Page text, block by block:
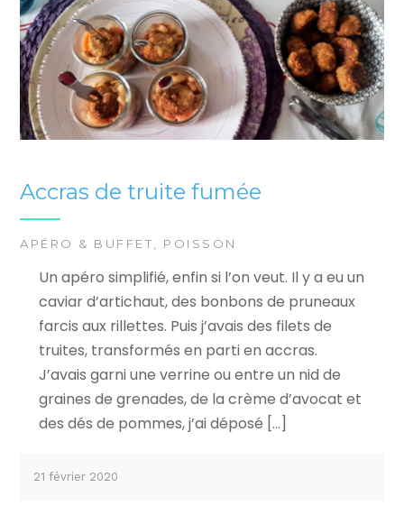
Accras de truite fumée
APÉRO & BUFFET POISSON
Un apéro simplifié, enfin si l’on veut. Il y a eu un
caviar d’artichaut, des bonbons de pruneaux
farcis aux rillettes. Puis j’avais des filets de
truites, transformés en parti en accras.
J’avais garni une verrine ou entre un nid de
graines de grenades, de la crème d’avocat et
des dés de pommes, j’ai déposé […]
21 février 2020